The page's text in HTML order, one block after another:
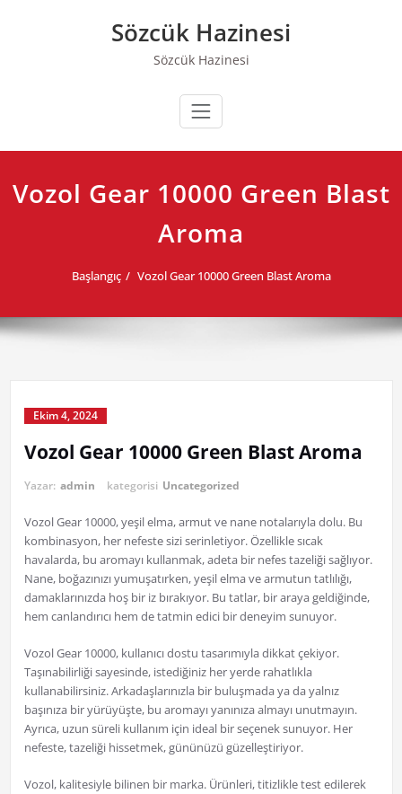
Sözcük Hazinesi
Sözcük Hazinesi
Vozol Gear 10000 Green Blast
Aroma
Başlangıç Vozol Gear 10000 Green Blast Aroma
Ekim 4, 2024
Vozol Gear 10000 Green Blast Aroma
Yazar: admin kategorisi Uncategorized
Vozol Gear 10000, yeşil elma, armut ve nane notalarıyla dolu. Bu
kombinasyon, her nefeste sizi serinletiyor. Özellikle sıcak
havalarda, bu aromayı kullanmak, adeta bir nefes tazeliği sağlıyor.
Nane, boğazınızı yumuşatırken, yeşil elma ve armutun tatlılığı,
damaklarınızda hoş bir iz bırakıyor. Bu tatlar, bir araya geldiğinde,
hem canlandırıcı hem de tatmin edici bir deneyim sunuyor.
Vozol Gear 10000, kullanıcı dostu tasarımıyla dikkat çekiyor.
Taşınabilirliği sayesinde, istediğiniz her yerde rahatlıkla
kullanabilirsiniz. Arkadaşlarınızla bir buluşmada ya da yalnız
başınıza bir yürüyüşte, bu aromayı yanınıza almayı unutmayın.
Ayrıca, uzun süreli kullanım için ideal bir seçenek sunuyor. Her
nefeste, tazeliği hissetmek, gününüzü güzelleştiriyor.
Vozol, kalitesiyle bilinen bir marka. Ürünleri, titizlikle test edilerek